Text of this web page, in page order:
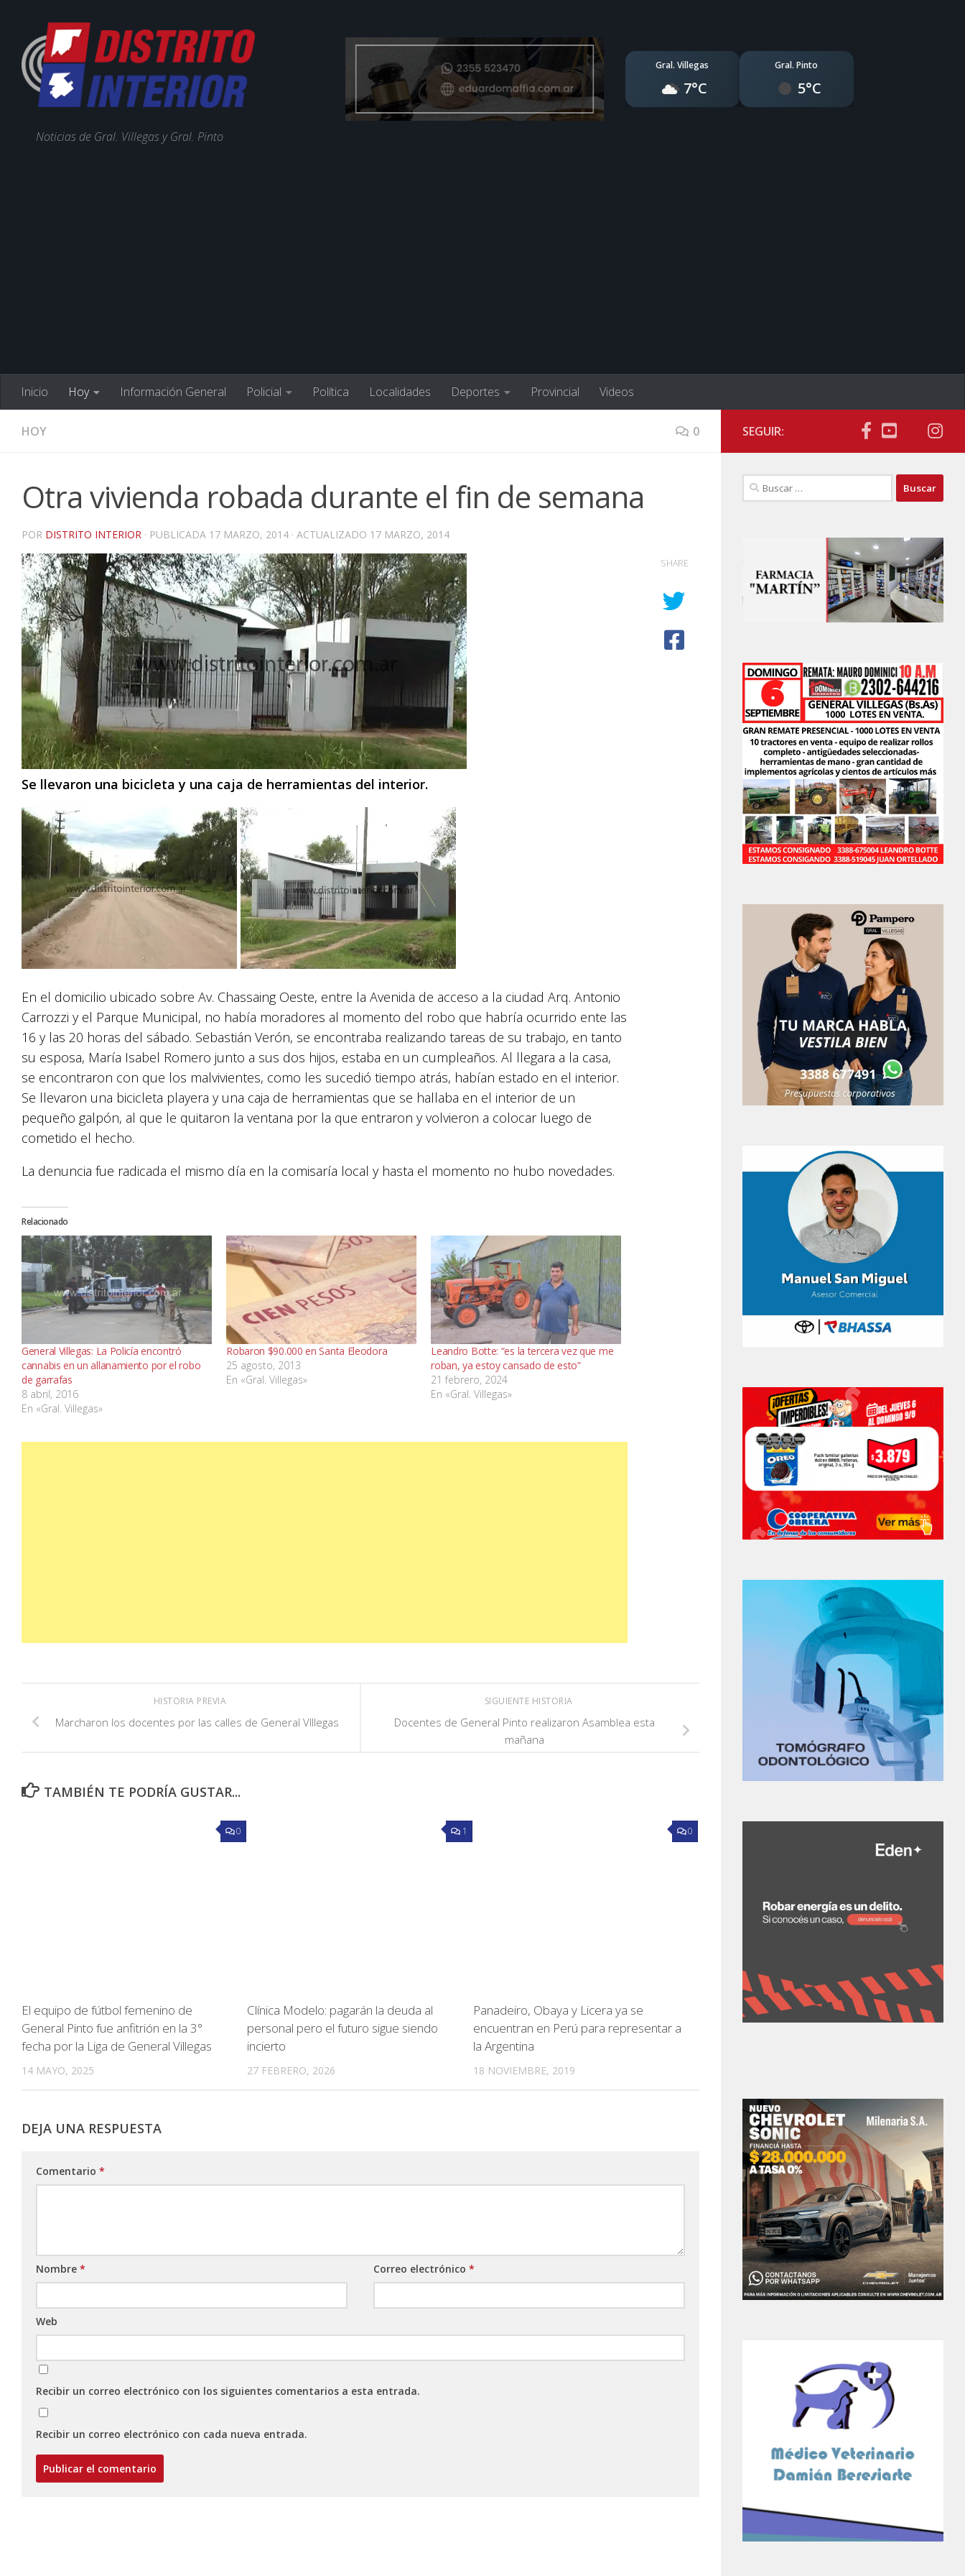
Noticias de Gral. Villegas y Gral. Pinto
Gral. Villegas
7°C
Gral. Pinto
5°C
Inicio Hoy Información General Policial Política Localidades Deportes Provincial Videos
HOY 0
Otra vivienda robada durante el fin de semana
POR DISTRITO INTERIOR · PUBLICADA 17 MARZO, 2014 · ACTUALIZADO 17 MARZO, 2014
Se llevaron una bicicleta y una caja de herramientas del interior.
En el domicilio ubicado sobre Av. Chassaing Oeste, entre la Avenida de acceso a la ciudad Arq. Antonio
Carrozzi y el Parque Municipal, no había moradores al momento del robo que habría ocurrido ente las
16 y las 20 horas del sábado. Sebastián Verón, se encontraba realizando tareas de su trabajo, en tanto
su esposa, María Isabel Romero junto a sus dos hijos, estaba en un cumpleaños. Al llegara a la casa,
se encontraron con que los malvivientes, como les sucedió tiempo atrás, habían estado en el interior.
Se llevaron una bicicleta playera y una caja de herramientas que se hallaba en el interior de un
pequeño galpón, al que le quitaron la ventana por la que entraron y volvieron a colocar luego de
cometido el hecho.
La denuncia fue radicada el mismo día en la comisaría local y hasta el momento no hubo novedades.
Relacionado
General Villegas: La Policía encontró
cannabis en un allanamiento por el robo
de garrafas
8 abril, 2016
En «Gral. Villegas»
Robaron $90.000 en Santa Eleodora
25 agosto, 2013
En «Gral. Villegas»
Leandro Botte: “es la tercera vez que me
roban, ya estoy cansado de esto”
21 febrero, 2024
En «Gral. Villegas»
SHARE
SIGUIENTE HISTORIA
Docentes de General Pinto realizaron Asamblea esta
mañana
HISTORIA PREVIA
Marcharon los docentes por las calles de General VIllegas
TAMBIÉN TE PODRÍA GUSTAR...
0
El equipo de fútbol femenino de
General Pinto fue anfitrión en la 3°
fecha por la Liga de General Villegas
14 MAYO, 2025
1
Clínica Modelo: pagarán la deuda al
personal pero el futuro sigue siendo
incierto
27 FEBRERO, 2026
0
Panadeiro, Obaya y Licera ya se
encuentran en Perú para representar a
la Argentina
18 NOVIEMBRE, 2019
DEJA UNA RESPUESTA
Comentario *
Nombre * Correo electrónico*
Web
Recibir un correo electrónico con los siguientes comentarios a esta entrada.
Recibir un correo electrónico con cada nueva entrada.
SEGUIR:
Buscar: